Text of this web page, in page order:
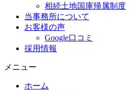
相続土地国庫帰属制度
当事務所について
お客様の声
Google口コミ
採用情報
メニュー
ホーム